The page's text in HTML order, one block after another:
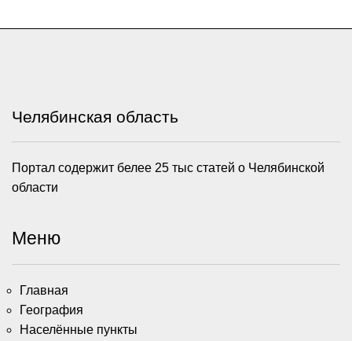
Челябинская область
Портал содержит белее 25 тыс статей о Челябинской
области
Меню
Главная
География
Населённые пункты